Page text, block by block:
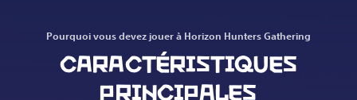
Pourquoi vous devez jouer à Horizon Hunters Gathering
CARACTÉRISTIQUES
PRINCIPALES